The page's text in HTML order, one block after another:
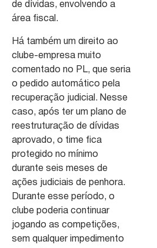
de dívidas, envolvendo a
área fiscal.
Há também um direito ao
clube-empresa muito
comentado no PL, que seria
o pedido automático pela
recuperação judicial. Nesse
caso, após ter um plano de
reestruturação de dívidas
aprovado, o time fica
protegido no mínimo
durante seis meses de
ações judiciais de penhora.
Durante esse período, o
clube poderia continuar
jogando as competições,
sem qualquer impedimento